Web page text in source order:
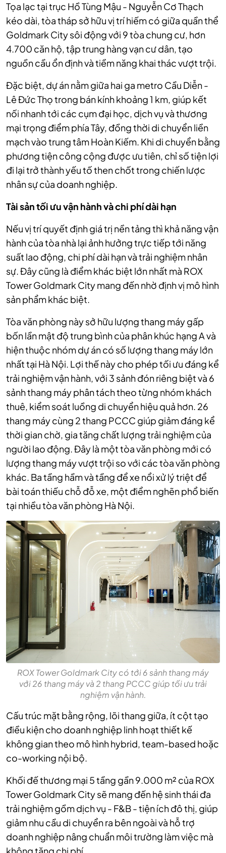
Tọa lạc tại trục Hồ Tùng Mậu - Nguyễn Cơ Thạch
kéo dài, tòa tháp sở hữu vị trí hiếm có giữa quần thể
Goldmark City sôi động với 9 tòa chung cư, hơn
4.700 căn hộ, tập trung hàng vạn cư dân, tạo
nguồn cầu ổn định và tiềm năng khai thác vượt trội.
Đặc biệt, dự án nằm giữa hai ga metro Cầu Diễn -
Lê Đức Thọ trong bán kính khoảng 1 km, giúp kết
nối nhanh tới các cụm đại học, dịch vụ và thương
mại trọng điểm phía Tây, đồng thời di chuyển liền
mạch vào trung tâm Hoàn Kiếm. Khi di chuyển bằng
phương tiện công cộng được ưu tiên, chỉ số tiện lợi
đi lại trở thành yếu tố then chốt trong chiến lược
nhân sự của doanh nghiệp.
Tài sản tối ưu vận hành và chi phí dài hạn
Nếu vị trí quyết định giá trị nền tảng thì khả năng vận
hành của tòa nhà lại ảnh hưởng trực tiếp tới năng
suất lao động, chi phí dài hạn và trải nghiệm nhân
sự. Đây cũng là điểm khác biệt lớn nhất mà ROX
Tower Goldmark City mang đến nhờ định vị mô hình
sản phẩm khác biệt.
Tòa văn phòng này sở hữu lượng thang máy gấp
bốn lần mật độ trung bình của phân khúc hạng A và
hiện thuộc nhóm dự án có số lượng thang máy lớn
nhất tại Hà Nội. Lợi thế này cho phép tối ưu đáng kể
trải nghiệm vận hành, với 3 sảnh đón riêng biệt và 6
sảnh thang máy phân tách theo từng nhóm khách
thuê, kiểm soát luồng di chuyển hiệu quả hơn. 26
thang máy cùng 2 thang PCCC giúp giảm đáng kể
thời gian chờ, gia tăng chất lượng trải nghiệm của
người lao động. Đây là một tòa văn phòng mới có
lượng thang máy vượt trội so với các tòa văn phòng
khác. Ba tầng hầm và tầng để xe nổi xử lý triệt để
bài toán thiếu chỗ đỗ xe, một điểm nghẽn phổ biến
tại nhiều tòa văn phòng Hà Nội.
ROX Tower Goldmark City có tới 6 sảnh thang máy
với 26 thang máy và 2 thang PCCC giúp tối ưu trải
nghiệm vận hành.
Cấu trúc mặt bằng rộng, lõi thang giữa, ít cột tạo
điều kiện cho doanh nghiệp linh hoạt thiết kế
không gian theo mô hình hybrid, team-based hoặc
co-working nội bộ.
Khối đế thương mại 5 tầng gần 9.000 m² của ROX
Tower Goldmark City sẽ mang đến hệ sinh thái đa
trải nghiệm gồm dịch vụ - F&B - tiện ích đô thị, giúp
giảm nhu cầu di chuyển ra bên ngoài và hỗ trợ
doanh nghiệp nâng chuẩn môi trường làm việc mà